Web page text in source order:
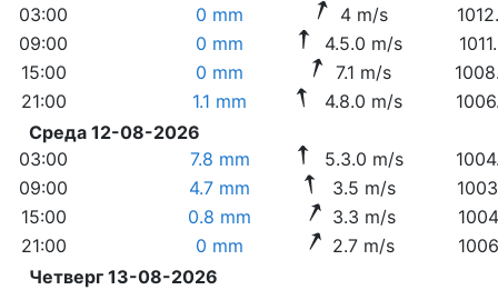
03:00
0 mm 4 m/s
09:00
0 mm 4.5.0 m/s
15:00
0 mm 7.1 m/s
21:00
1.1 mm 4.8.0 m/s
Среда 12-08-2026
03:00
7.8 mm 5.3.0 m/s
09:00
4.7 mm 3.5 m/s
15:00
0.8 mm 3.3 m/s
21:00
0 mm 2.7 m/s
Четверг 13-08-2026